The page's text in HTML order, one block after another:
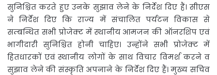
सुनिश्चित करते हुए उनके सुझाव लेने के निर्देश दिए हैं। सीएस
ने निर्देश दिए कि राज्य में संचालित पर्यटन विकास से
सम्बन्धित सभी प्रोजेक्ट में स्थानीय आमजन की ऑनरशिप एवं
भागीदारी सुनिश्चित होनी चाहिए। उन्होंने सभी प्रोजेक्ट में
हितधारकों एवं स्थानीय लोगों के साथ विचार विमर्श करने व
सुझाव लेने की संस्कृति अपनाने के निर्देश दिए हैं। मुख्य सचिव